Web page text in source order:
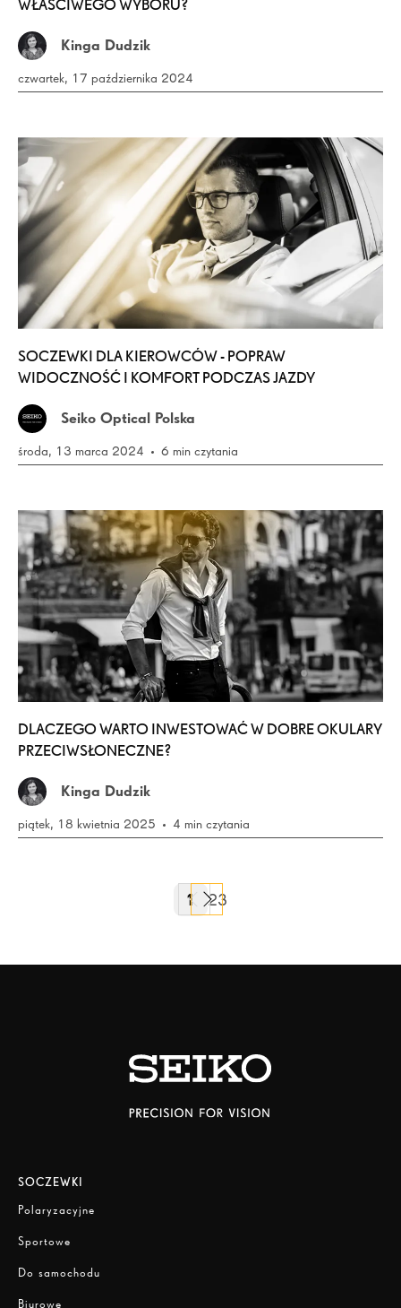
SOCZEWKI
Polaryzacyjne
Sportowe
Do samochodu
Biurowe